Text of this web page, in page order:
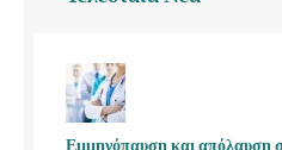
Εμμηνόπαυση και απόλαυση